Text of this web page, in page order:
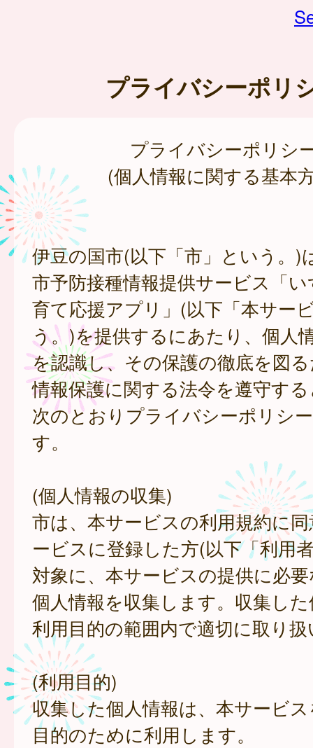
プライバシーポリ
プライバシーポリシ
(個人情報に関する基本
伊豆の国市(以下「市」という。)
市予防接種情報提供サービス「
育て応援アプリ」(以下「本サー
う。)を提供するにあたり、個人
を認識し、その保護の徹底を図
情報保護に関する法令を遵守す
次のとおりプライバシーポリシ
す。
(個人情報の収集)
市は、本サービスの利用規約に
ービスに登録した方(以下「利用
対象に、本サービスの提供に必
個人情報を収集します。収集し
利用目的の範囲内で適切に取り
(利用目的)
収集した個人情報は、本サービ
目的のために利用します。